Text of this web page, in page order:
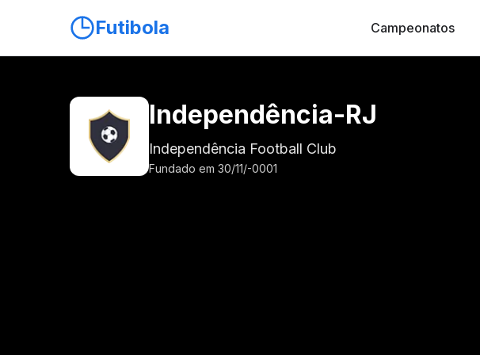
Futibola Campeonatos
Independência-RJ
Independência Football Club
Fundado em 30/11/-0001